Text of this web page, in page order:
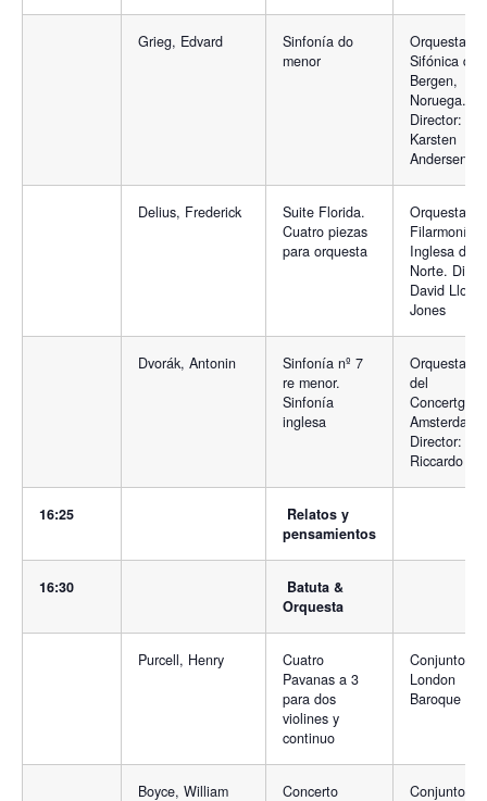
Grieg, Edvard
Sinfonía do
menor
Orquesta
Sifónica de
Bergen,
Noruega.
Director:
Karsten
Andersen
Delius, Frederick
Suite Florida.
Cuatro piezas
para orquesta
Orquesta
Filarmonía
Inglesa del
Norte.
David Lloyd-
Jones
Dvorák, Antonin
Sinfonía nº 7
re menor.
Sinfonía
inglesa
Orquesta
del
Amsterdam.
Director:
Riccardo
16:25
Relatos y
pensamientos
16:30
Batuta &
Orquesta
Purcell, Henry
Cuatro
Pavanas a 3
para dos
violines y
continuo
Conjunto
London
Baroque
Boyce, William
Concerto
Conjunto